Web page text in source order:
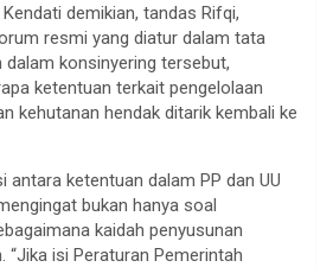
demikian, tandas Rifqi,
resmi yang diatur dalam tata
dalam konsinyering tersebut,
ketentuan terkait pengelolaan
kehutanan hendak ditarik kembali ke
antara ketentuan dalam PP dan UU
bukan hanya soal
kaidah penyusunan
“Jika isi Peraturan Pemerintah